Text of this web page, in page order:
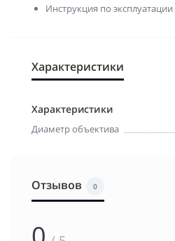
Инструкция по
Характеристики
Характеристики
Диаметр объектива
Отзывов 0